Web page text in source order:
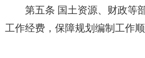
第五条 国土资源、财政等部
工作经费，保障规划编制工作顺